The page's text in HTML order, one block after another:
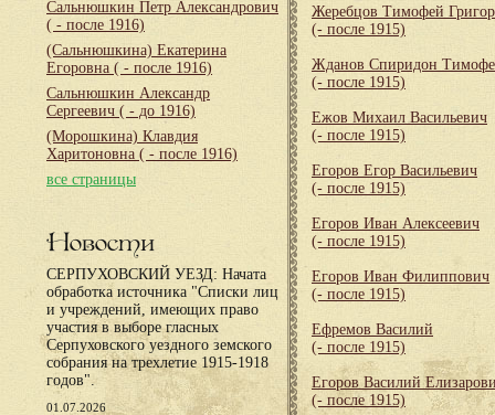
Сальнюшкин Петр Александрович
( - после 1916)
(Сальнюшкина) Екатерина
Егоровна ( - после 1916)
Сальнюшкин Александр
Сергеевич ( - до 1916)
(Морошкина) Клавдия
Харитоновна ( - после 1916)
все страницы
Новости
СЕРПУХОВСКИЙ УЕЗД: Начата
обработка источника "Списки лиц
и учреждений, имеющих право
участия в выборе гласных
Серпуховского уездного земского
собрания на трехлетие 1915-1918
годов".
01.07.2026
Жеребцов Тимофей
(- после 1915)
Жданов Спиридон
(- после 1915)
Ежов Михаил Васильевич
(- после 1915)
Егоров Егор Васильевич
(- после 1915)
Егоров Иван Алексеевич
(- после 1915)
Егоров Иван Филиппович
(- после 1915)
Ефремов Василий
(- после 1915)
Егоров Василий
(- после 1915)